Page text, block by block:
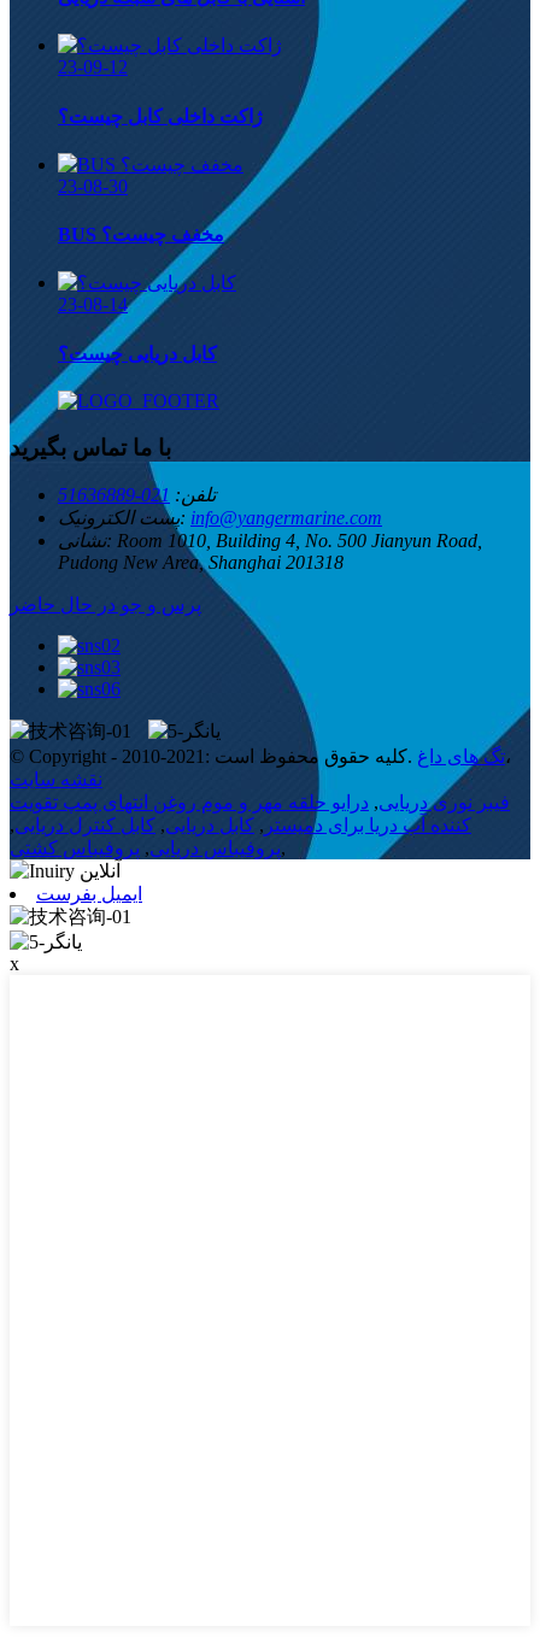
23-09-12
ژاکت داخلی کابل چیست؟
23-08-30
BUS مخفف چیست؟
23-08-14
کابل دریایی چیست؟
با ما تماس بگیرید
تلفن: 021-51636889
پست الکترونیک: info@yangermarine.com
نشانی: Room 1010, Building 4, No. 500 Jianyun Road,
Pudong New Area, Shanghai 201318
پرس و جو در حال حاضر
© Copyright - 2010-2021: کلیه حقوق محفوظ است. تگ های داغ،
نقشه سایت
فیبر نوری دریایی, درایو حلقه مهر و موم روغن انتهای پمپ تقویت
کننده آب دریا برای دمیستر , کابل دریایی, کابل کنترل دریایی,
پروفیباس دریایی, پروفیباس کشتی ,
ایمیل بفرست
x